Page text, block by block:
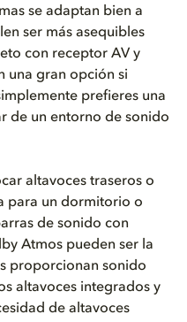
se adaptan bien a
ser más asequibles
con receptor AV y
una gran opción si
prefieres una
de un entorno de sonido
altavoces traseros o
para un dormitorio o
de sonido con
Atmos pueden ser la
proporcionan sonido
altavoces integrados y
de altavoces